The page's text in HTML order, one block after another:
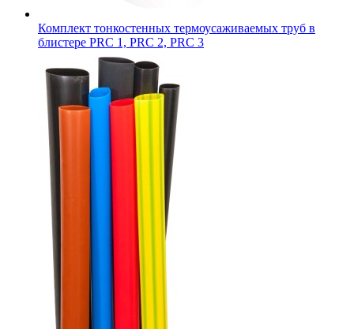
Комплект тонкостенных термоусаживаемых труб в
блистере PRC 1, PRC 2, PRC 3